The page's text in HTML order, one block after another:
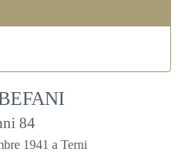
84
1941 a Terni